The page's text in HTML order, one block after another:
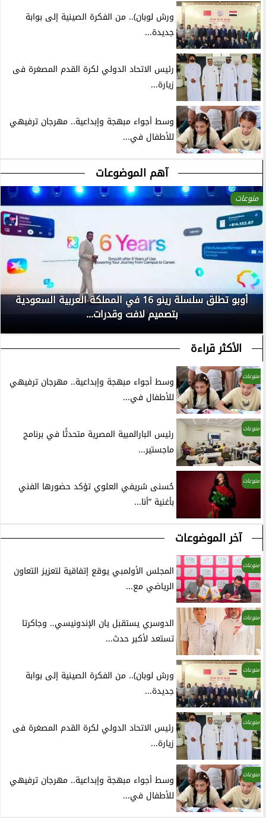
ورش لوبان).. من الفكرة الصينية إلى بوابة
جديدة...
رئيس الاتحاد الدولي لكرة القدم المصغرة فى
زيارة...
وسط أجواء مبهجة وإبداعية.. مهرجان ترفيهي
للأطفال في...
آهم الموضوعات
منوعات
أوبو تطلق سلسلة رينو 16 في المملكة العربية السعودية
بتصميم لافت وقدرات...
الأكثر قراءة
منوعات
وسط أجواء مبهجة وإبداعية.. مهرجان ترفيهي
للأطفال في...
منوعات
رئيس البارالمبية المصرية متحدثًا في برنامج
ماجستير...
منوعات
حُسنى شريفي العلوي تؤكد حضورها الفني
بأغنية ”أنا...
آخر الموضوعات
منوعات
المجلس الأولمبي يوقع إتفاقية لتعزيز التعاون
الرياضي مع...
منوعات
الدوسري يستقبل يان الإندونيسي.. وجاكرتا
تستعد لأكبر حدث...
منوعات
ورش لوبان).. من الفكرة الصينية إلى بوابة
جديدة...
منوعات
رئيس الاتحاد الدولي لكرة القدم المصغرة فى
زيارة...
منوعات
وسط أجواء مبهجة وإبداعية.. مهرجان ترفيهي
للأطفال في...